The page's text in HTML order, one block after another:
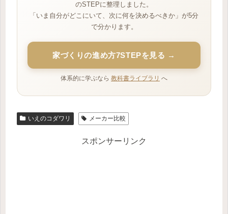
のSTEPに整理しました。
「いま自分がどこにいて、次に何を決めるべきか」が5分
で分かります。
家づくりの進め方7STEPを見る →
体系的に学ぶなら 教科書ライブラリ へ
いえのコダワリ メーカー比較
スポンサーリンク